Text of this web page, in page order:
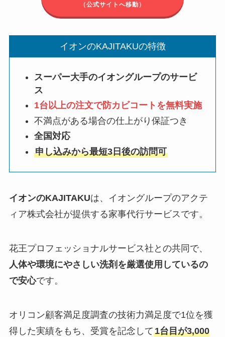
（公式サイトへ移動）
イオンのKAJITAKUの特徴
スーパー大手のイオングループのサービ
ス
1台以上の注文で防カビコートを無料実施
不満点がある場合の仕上がり保証つき
全国対応
申し込みから最短3日後の訪問可
イオンのKAJITAKUは、イオングループのアクテ
ィア株式会社が提供する家事代行サービスです。
花王プロフェッショナルサービス社との共同で、
人体や環境にやさしい洗剤を厳選使用しているの
で安心です。
オリコン顧客満足度調査の技術力満足度で1位を獲
得した実績をもち、受賞を記念して1台目が3,000